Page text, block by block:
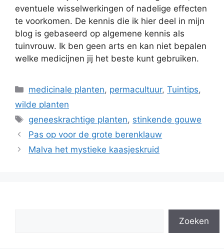
eventuele wisselwerkingen of nadelige effecten
te voorkomen. De kennis die ik hier deel in mijn
blog is gebaseerd op algemene kennis als
tuinvrouw. Ik ben geen arts en kan niet bepalen
welke medicijnen jij het beste kunt gebruiken.
Categorieën
medicinale planten, permacultuur,Tuintips,
wilde planten
Tags
geneeskrachtige planten, stinkende gouwe
Pas op voor de grote berenklauw
Malva het mystieke kaasjeskruid
Zoeken